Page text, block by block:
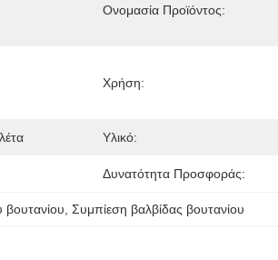
Ονομασία Προϊόντος:
Χρήση:
Υλικό:
Δυνατότητα Προσφοράς:
βουτανίου , Συμπίεση βαλβίδας βουτανίου